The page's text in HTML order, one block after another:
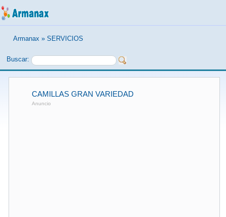
Armanax » SERVICIOS
Buscar:
CAMILLAS GRAN VARIEDAD
Anuncio